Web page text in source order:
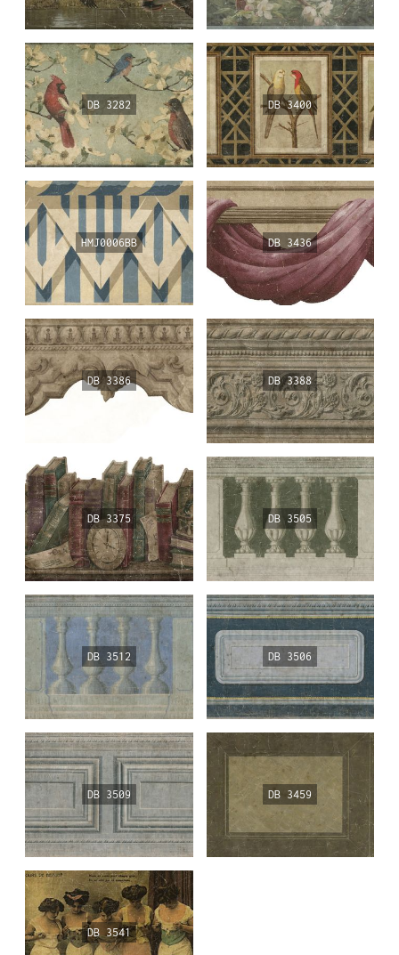
DB 3282 DB 3400
HMJ0006BB DB 3436
DB 3386 DB 3388
DB 3375 DB 3505
DB 3512 DB 3506
DB 3509 DB 3459
DB 3541